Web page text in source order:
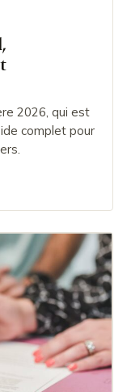
2026, qui est
complet pour